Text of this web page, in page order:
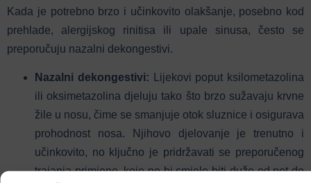
Kada je potrebno brzo i učinkovito olakšanje, posebno kod
prehlade, alergijskog rinitisa ili upale sinusa, često se
preporučuju nazalni dekongestivi.
Nazalni dekongestivi: Lijekovi poput ksilometazolina
ili oksimetazolina djeluju tako što brzo sužavaju krvne
žile u nosu, čime se smanjuje otok sluznice i osigurava
prohodnost nosa. Njihovo djelovanje je trenutno i
učinkovito, no ključno je pridržavati se preporučenog
trajanja primjene, koje ne bi smjelo biti duže od pet do